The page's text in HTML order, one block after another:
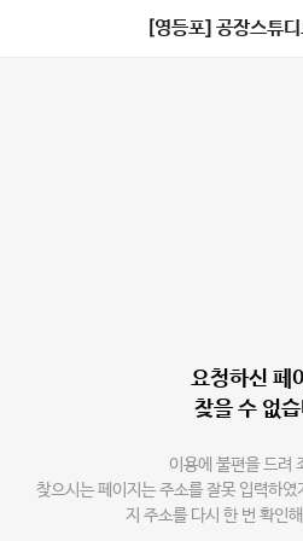
[영등포] 공장스튜
요청하신 페
찾을 수 없
이용에 불편을 드려
찾으시는 페이지는 주소를 잘못 입력하였
지 주소를 다시 한 번 확인